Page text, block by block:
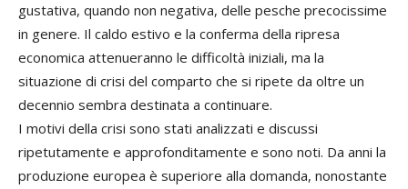
gustativa, quando non negativa, delle pesche precocissime
in genere. Il caldo estivo e la conferma della ripresa
economica attenueranno le difficoltà iniziali, ma la
situazione di crisi del comparto che si ripete da oltre un
decennio sembra destinata a continuare.
I motivi della crisi sono stati analizzati e discussi
ripetutamente e approfonditamente e sono noti. Da anni la
produzione europea è superiore alla domanda, nonostante